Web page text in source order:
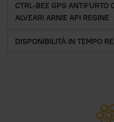
CTRL-BEE GPS ANTIFURTO
ALVEARI ARNIE API REGINE
DISPONIBILITÀ IN TEMPO